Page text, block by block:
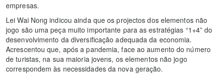
empresas.
Lei Wai Nong indicou ainda que os projectos dos elementos não
jogo são uma peça muito importante para as estratégias “1+4” do
desenvolvimento da diversificação adequada da economia.
Acrescentou que, após a pandemia, face ao aumento do número
de turistas, na sua maioria jovens, os elementos não jogo
correspondem às necessidades da nova geração.